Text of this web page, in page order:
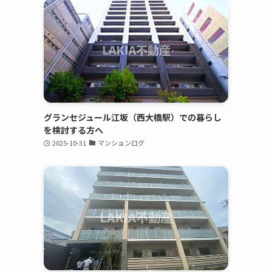
グランセジュール江坂（西大橋駅）での暮らし
を検討する方へ
2025-10-31 マンションログ